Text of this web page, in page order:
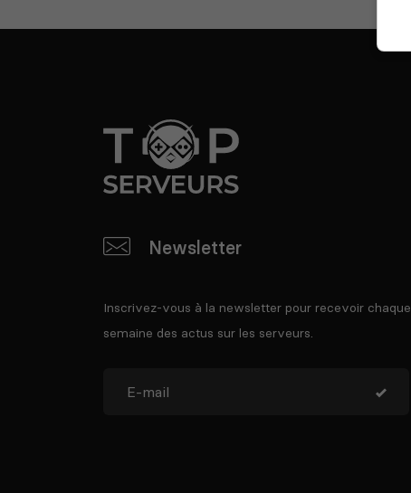
Newsletter
Inscrivez-vous à la newsletter pour recevoir chaque
semaine des actus sur les serveurs.